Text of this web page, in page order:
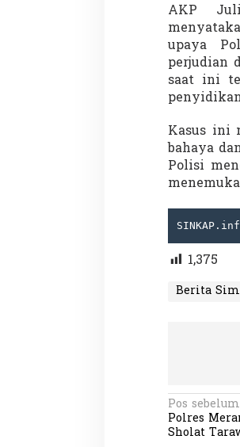
AKP
upaya
perjudian
saat ini
Kasus ini
bahaya
Polisi
1,375
Berita
N
a
Pos
Polres
Sholat